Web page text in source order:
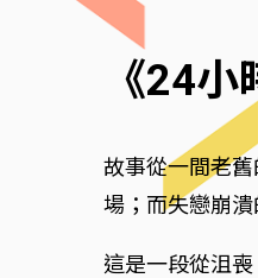
《24
故事從一間老
場；而失戀崩
這是一段從沮